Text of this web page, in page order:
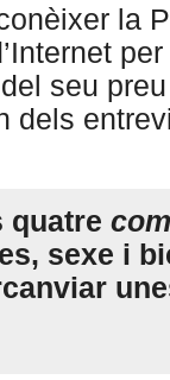
la
seu
dels
quatre
sexe i